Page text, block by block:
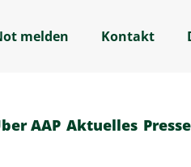
melden Kontakt
AAP Aktuelles Presse